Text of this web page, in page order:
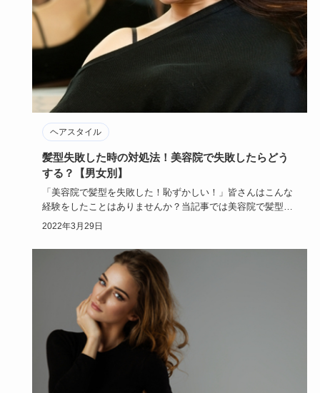
ヘアスタイル
髪型失敗した時の対処法！美容院で失敗したらどう
する？【男女別】
「美容院で髪型を失敗した！恥ずかしい！」皆さんはこんな
経験をしたことはありませんか？当記事では美容院で髪型を
失敗してしまっ…
2022年3月29日